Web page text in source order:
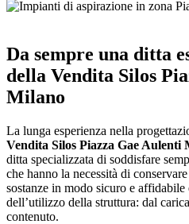
Da sempre una ditta
della Vendita Silos
Milano
La lunga esperienza nella
Vendita Silos Piazza Gae Aulenti
ditta specializzata di soddisfare
che hanno la necessità di
sostanze in modo sicuro e
dell’utilizzo della struttura: dal
contenuto.